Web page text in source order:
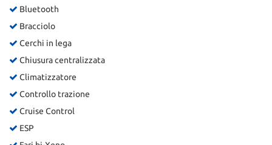
Bluetooth
Bracciolo
Cerchi in lega
Chiusura centralizzata
Climatizzatore
Controllo trazione
Cruise Control
ESP